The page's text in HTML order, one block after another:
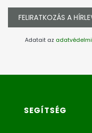
FELIRATKOZÁS A
Adatait az
Lábléc menü
SEGÍTSÉG